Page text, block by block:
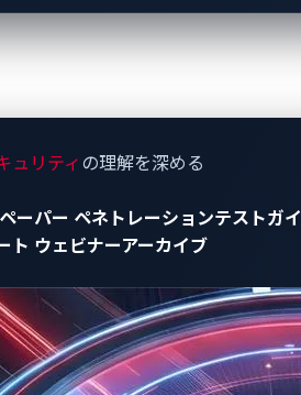
ュリティ の理解を深める
ーパー ペネトレーションテストガ
ト ウェビナーアーカイブ
業の負担を軽減し、テスト工程を
推進を強力にサポートします。